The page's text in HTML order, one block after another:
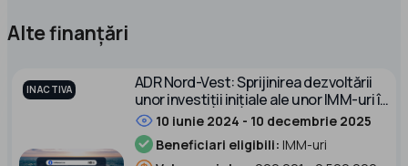
Alte finanțări
INACTIVA
ADR Nord-Vest: Sprijinirea dezvoltării
unor investiții inițiale ale unor IMM-uri în
cadrul parcurilor de specializare
inteligentă
10 iunie 2024 - 10 decembrie 2025
Beneficiari eligibili: IMM-uri